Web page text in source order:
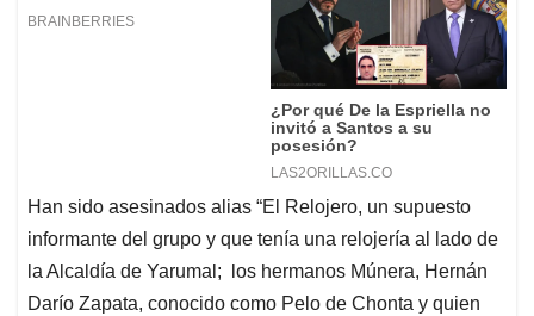
Han sido asesinados alias “El Relojero, un supuesto
informante del grupo y que tenía una relojería al lado de
la Alcaldía de Yarumal; los hermanos Múnera, Hernán
Darío Zapata, conocido como Pelo de Chonta y quien